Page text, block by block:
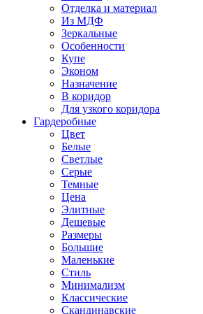
Отделка и материал
Из МДФ
Зеркальные
Особенности
Купе
Эконом
Назначение
В коридор
Для узкого коридора
Гардеробные
Цвет
Белые
Светлые
Серые
Темные
Цена
Элитные
Дешевые
Размеры
Большие
Маленькие
Стиль
Минимализм
Классические
Скандинавские